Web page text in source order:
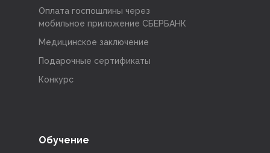
Обучение
Подарочные сертификаты
Конкурс
Оплата госпошлины через
мобильное приложение СБЕРБАНК
Медицинское заключение